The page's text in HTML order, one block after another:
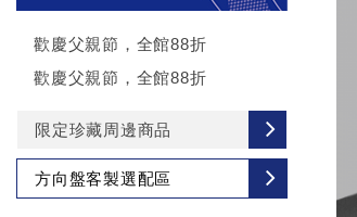
歡慶父親節，全館88折
歡慶父親節，全館88折
限定珍藏周邊商品
方向盤客製選配區